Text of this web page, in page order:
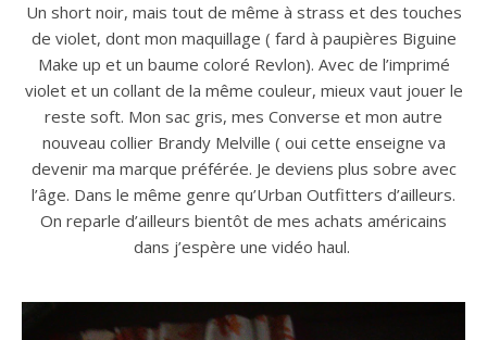
Un short noir, mais tout de même à strass et des touches
de violet, dont mon maquillage ( fard à paupières Biguine
Make up et un baume coloré Revlon). Avec de l’imprimé
violet et un collant de la même couleur, mieux vaut jouer le
reste soft. Mon sac gris, mes Converse et mon autre
nouveau collier Brandy Melville ( oui cette enseigne va
devenir ma marque préférée. Je deviens plus sobre avec
l’âge. Dans le même genre qu’Urban Outfitters d’ailleurs.
On reparle d’ailleurs bientôt de mes achats américains
dans j’espère une vidéo haul.